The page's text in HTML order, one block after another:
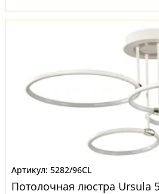
5282/96CL
Потолочная люстра Ursula